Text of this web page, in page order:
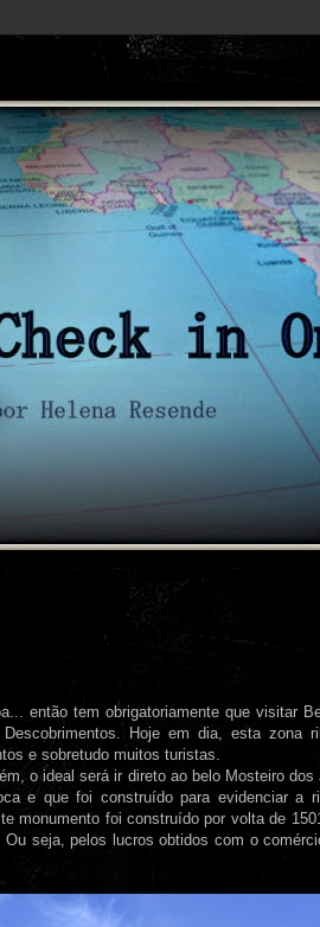
então tem obrigatoriamente que visitar
Hoje em dia, esta zona
e sobretudo muitos turistas.
o ideal será ir direto ao belo Mosteiro
e que foi construído para evidenciar a
monumento foi construído por volta de
seja, pelos lucros obtidos com o